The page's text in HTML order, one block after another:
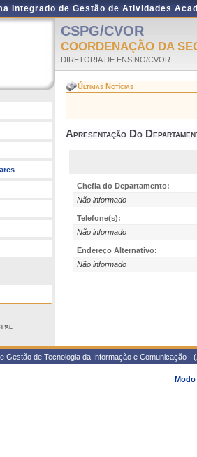
Integrado de Gestão de Atividades
CSPG/CVOR
COORDENAÇÃO DA
DIRETORIA DE ENSINO/CVOR
Últimas Notícias
Apresentação Do
Chefia do Departamento:
Não informado
Telefone(s):
Não informado
Endereço Alternativo:
Não informado
Gestão de Tecnologia da Informação e
Modo